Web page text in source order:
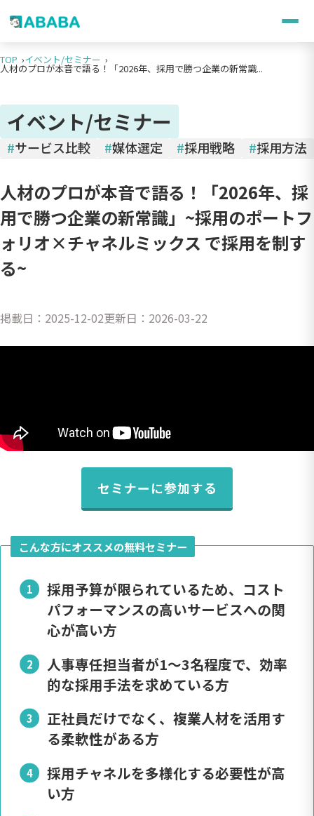
TOP イベント/セミナー
人材のプロが本音で語る！「2026年、採用で勝つ企業の新常識...
イベント/セミナー
#サービス比較 #媒体選定 #採用戦略 #採用方法
人材のプロが本音で語る！「2026年、採
用で勝つ企業の新常識」~採用のポートフ
ォリオ×チャネルミックス で採用を制す
る~
掲載日： 2025-12-02更新日： 2026-03-22
セミナーに参加する
こんな方にオススメの無料セミナー
採用予算が限られているため、コスト
パフォーマンスの高いサービスへの関
心が高い方
人事専任担当者が1〜3名程度で、効率
的な採用手法を求めている方
正社員だけでなく、複業人材を活用す
る柔軟性がある方
採用チャネルを多様化する必要性が高
い方